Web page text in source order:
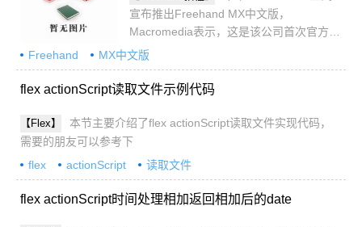
宣布推出Freehand MX中文版，
Macromedia表示，这是该公司首次官方发
行简体中文版的Freehand。天极设计在线
近日将推出Freehand MX中文版试用手
记，敬请期待。下面我们先来大致了解一
Freehand MX中文版
flex actionScript读取文件示例代码
【Flex】
本节主要介绍了flex actionScript读取文件实现代码，
需要的朋友可以参考下
flex
actionScript 读取文件
flex actionScript时间处理相加返回相加后的date